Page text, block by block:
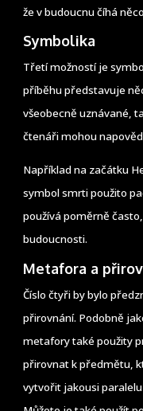
že v budoucnu číhá
Symbolika
Třetí možností je
příběhu představuje
všeobecně uznávané,
čtenáři mohou
Například na začátku
symbol smrti použito
používá poměrně
budoucnosti.
Metafora a
Číslo čtyři by bylo
přirovnání. Podobně
metafory také použity
přirovnat k předmětu,
vytvořit jakousi